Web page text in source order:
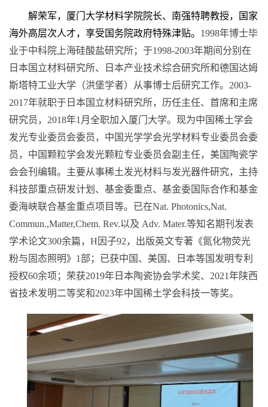
解荣军，厦门大学材料学院院长、南强特聘教授，国家
海外高层次人才，享受国务院政府特殊津贴。 1998年博士毕
业于中科院上海硅酸盐研究所；于1998-2003年期间分别在
日本国立材料研究所、日本产业技术综合研究所和德国达姆
斯塔特工业大学（洪堡学者）从事博士后研究工作。 2003-
2017年就职于日本国立材料研究所，历任主任、首席和主席
研究员， 2018年1 月全职加入厦门大学。现为中国稀土学会
发光专业委员会委员，中国光学学会光学材料专业委员会委
员，中国颗粒学会发光颗粒专业委员会副主任，美国陶瓷学
会会刊编辑。主要从事稀土发光材料与发光器件研究，主持
科技部重点研发计划、基金委重点、基金委国际合作和基金
委海峡联合基金重点项目等。已在Nat. Photonics,Nat.
Commun.,Matter,Chem. Rev.以及 Adv. Mater.等知名期刊发表
学术论文300余篇， H 因子92，出版英文专著《氮化物荧光
粉与固态照明》 1部；已获中国、美国、日本等国发明专利
授权60余项；荣获2019年日本陶瓷协会学术奖、 2021年陕西
省技术发明二等奖和2023年中国稀土学会科技一等奖。